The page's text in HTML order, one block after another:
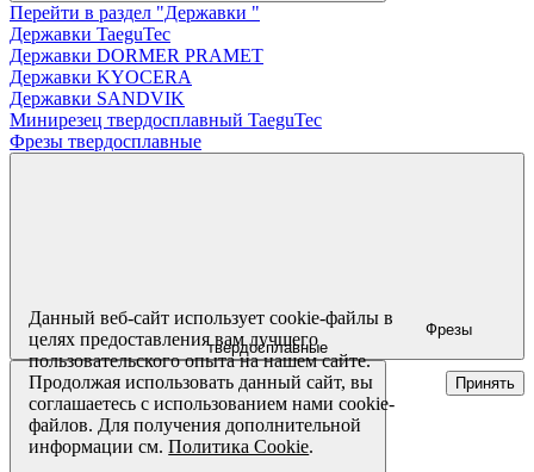
Перейти в раздел "Державки "
Державки TaeguTec
Державки DORMER PRAMET
Державки KYOCERA
Державки SANDVIK
Минирезец твердосплавный TaeguTec
Фрезы твердосплавные
Фрезы
твердосплавные
Данный веб-сайт использует cookie-файлы в
целях предоставления вам лучшего
пользовательского опыта на нашем сайте.
Продолжая использовать данный сайт, вы
соглашаетесь с использованием нами cookie-
файлов. Для получения дополнительной
информации см.Политика Cookie.
Принять